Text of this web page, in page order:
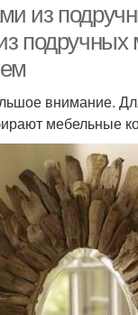
из
подручных
внимание.
мебельные